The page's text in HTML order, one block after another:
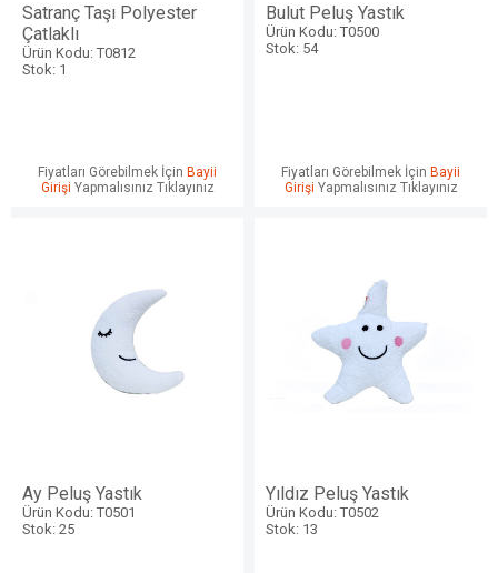
Satranç Taşı Polyester
Çatlaklı
Ürün Kodu: T0812
Stok: 1
Fiyatları Görebilmek İçin Bayii
Girişi Yapmalısınız Tıklayınız
Bulut Peluş Yastık
Ürün Kodu: T0500
Stok: 54
Fiyatları Görebilmek İçin Bayii
Girişi Yapmalısınız Tıklayınız
Ay Peluş Yastık
Ürün Kodu: T0501
Stok: 25
Yıldız Peluş Yastık
Ürün Kodu: T0502
Stok: 13